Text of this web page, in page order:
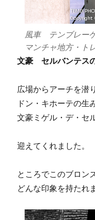
風車 テンブレー
マンチャ地方・
文豪 セルバンテス
広場からアーチを潜
ドン・キホーテの生
文豪ミゲル・デ・セ
迎えてくれました。
ところでこのブロン
どんな印象を持たれ